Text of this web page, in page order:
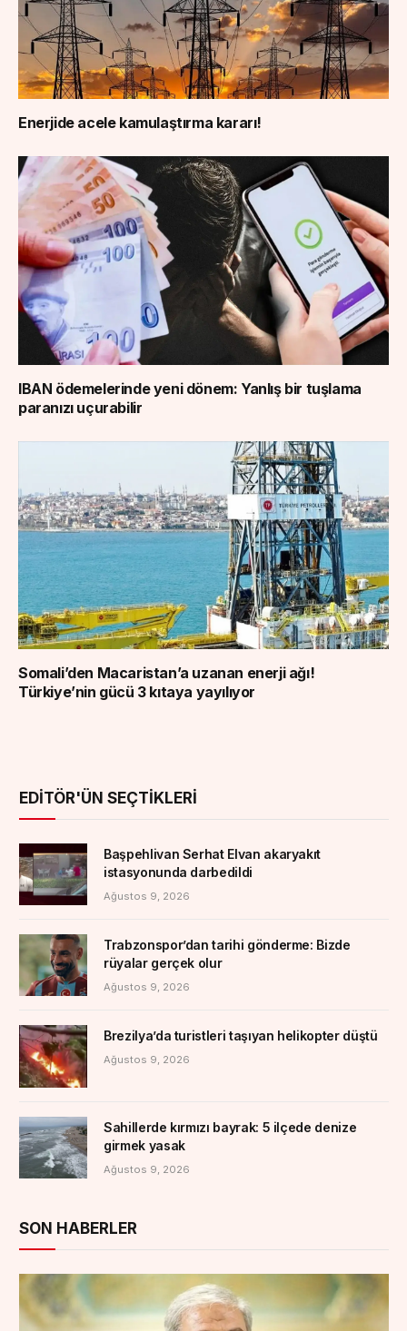
Enerjide acele kamulaştırma kararı!
IBAN ödemelerinde yeni dönem: Yanlış bir tuşlama
paranızı uçurabilir
Somali’den Macaristan’a uzanan enerji ağı!
Türkiye’nin gücü 3 kıtaya yayılıyor
EDITÖR'ÜN SEÇTIKLERI
Başpehlivan Serhat Elvan akaryakıt
istasyonunda darbedildi
Ağustos 9, 2026
Trabzonspor’dan tarihi gönderme: Bizde
rüyalar gerçek olur
Ağustos 9, 2026
Brezilya’da turistleri taşıyan helikopter düştü
Ağustos 9, 2026
Sahillerde kırmızı bayrak: 5 ilçede denize
girmek yasak
Ağustos 9, 2026
SON HABERLER